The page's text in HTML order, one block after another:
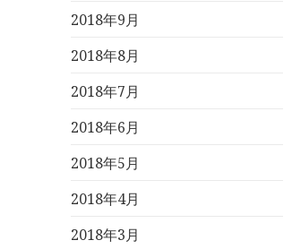
2018年9月
2018年8月
2018年7月
2018年6月
2018年5月
2018年4月
2018年3月